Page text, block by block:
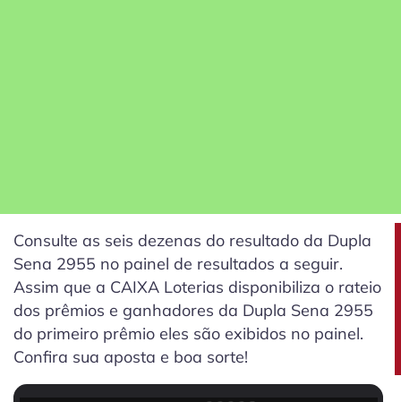
Consulte as seis dezenas do resultado da Dupla
Sena 2955 no painel de resultados a seguir.
Assim que a CAIXA Loterias disponibiliza o rateio
dos prêmios e ganhadores da Dupla Sena 2955
do primeiro prêmio eles são exibidos no painel.
Confira sua aposta e boa sorte!